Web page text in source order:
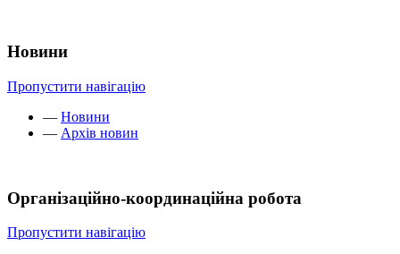
Новини
Пропустити навігацію
— Новини
— Архів новин
Організаційно-координаційна робота
Пропустити навігацію